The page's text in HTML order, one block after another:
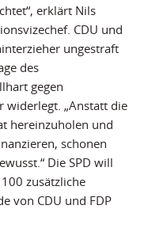
erklärt Nils
CDU und
ungestraft
des
gegen
widerlegt. „Anstatt die
hereinzuholen und
schonen
Die SPD will
zusätzliche
von CDU und FDP